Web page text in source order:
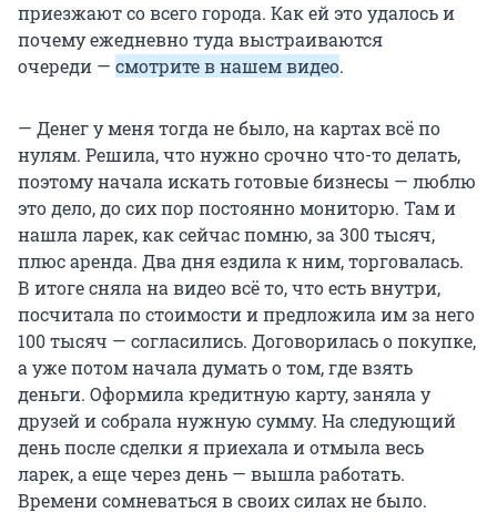
приезжают со всего города. Как ей это удалось и
почему ежедневно туда выстраиваются
очереди — смотрите в нашем видео.
— Денег у меня тогда не было, на картах всё по
нулям. Решила, что нужно срочно что-то делать,
поэтому начала искать готовые бизнесы — люблю
это дело, до сих пор постоянно мониторю. Там и
нашла ларек, как сейчас помню, за 300 тысяч,
плюс аренда. Два дня ездила к ним, торговалась.
В итоге сняла на видео всё то, что есть внутри,
посчитала по стоимости и предложила им за него
100 тысяч — согласились. Договорилась о покупке,
а уже потом начала думать о том, где взять
деньги. Оформила кредитную карту, заняла у
друзей и собрала нужную сумму. На следующий
день после сделки я приехала и отмыла весь
ларек, а еще через день — вышла работать.
Времени сомневаться в своих силах не было.